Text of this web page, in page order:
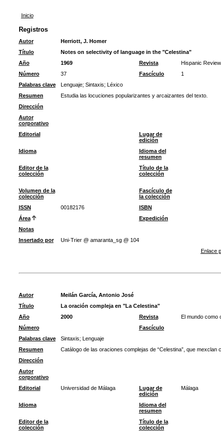
Inicio
Registros
Autor
Herriott, J. Homer
Título
Notes on selectivity of language in the "Celestina"
Año
1969 Revista
Hispanic Review
Número
37 Fascículo
1
Palabras clave
Lenguaje; Sintaxis; Léxico
Resumen
Estudia las locuciones popularizantes y arcaizantes del texto.
Dirección
Autor
corporativo
Editorial
Lugar de
edición
Idioma
Idioma del
resumen
Editor de la
colección
Título de la
colección
Volumen de la
colección
Fascículo de
la colección
ISSN
00182176
ISBN
Área
Expedición
Notas
Insertado por
Uni-Trier @ amaranta_sg @ 104
Enlace
Autor
Meilán García, Antonio José
Título
La oración compleja en "La Celestina"
Año
2000 Revista
El mundo como
Número
Fascículo
Palabras clave
Sintaxis; Lenguaje
Resumen
Catálogo de las oraciones complejas de “Celestina”, que
Dirección
Autor
corporativo
Editorial
Universidad de Málaga
Lugar de
edición
Málaga
Idioma
Idioma del
resumen
Editor de la
colección
Título de la
colección